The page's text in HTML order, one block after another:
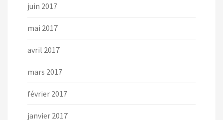
juin 2017
mai 2017
avril 2017
mars 2017
février 2017
janvier 2017